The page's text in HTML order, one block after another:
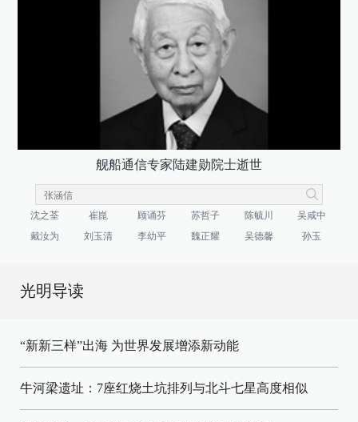
舰船通信专家陆建勋院士逝世
沈之荃 崔崑 顾诵芬 苏哲子 陈毓川
吴咸中
戴汝为
刘玉清 李幼平 魏正耀 吴德馨 孙玉
光明导读
“新新三样”出海 为世界发展增添新动能
牛河梁遗址：7座红烧土坑排列与北斗七星高度相似